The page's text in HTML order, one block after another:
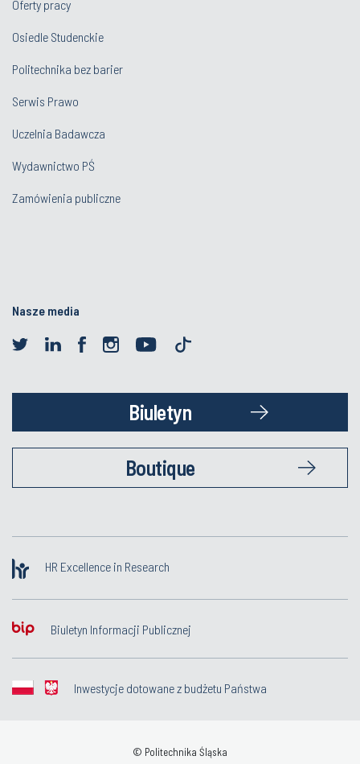
Oferty pracy
Osiedle Studenckie
Politechnika bez barier
Serwis Prawo
Uczelnia Badawcza
Wydawnictwo PŚ
Zamówienia publiczne
Nasze media
Biuletyn
Boutique
HR Excellence in Research
Biuletyn Informacji Publicznej
Inwestycje dotowane z budżetu Państwa
© Politechnika Śląska